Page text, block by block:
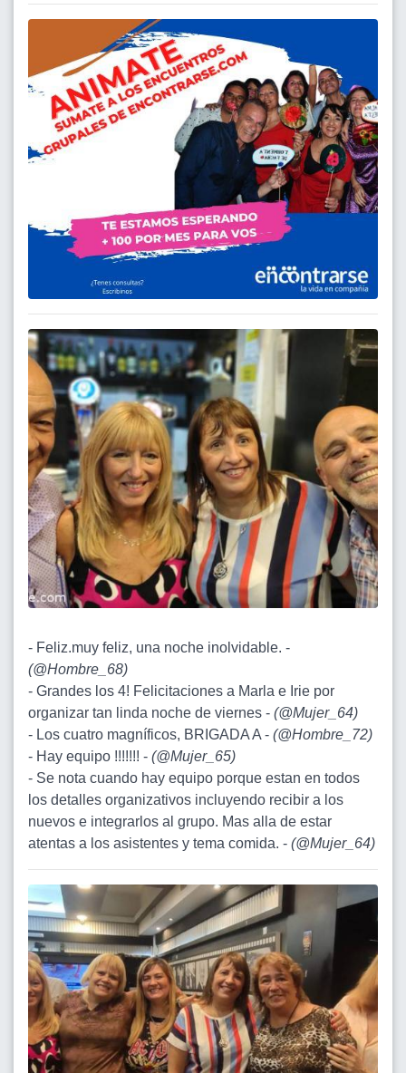
- Feliz.muy feliz, una noche inolvidable. -
(@Hombre_68)
- Grandes los 4! Felicitaciones a Marla e Irie por
organizar tan linda noche de viernes - (@Mujer_64)
- Los cuatro magníficos, BRIGADA A - (@Hombre_72)
- Hay equipo !!!!!!! - (@Mujer_65)
- Se nota cuando hay equipo porque estan en todos
los detalles organizativos incluyendo recibir a los
nuevos e integrarlos al grupo. Mas alla de estar
atentas a los asistentes y tema comida. - (@Mujer_64)